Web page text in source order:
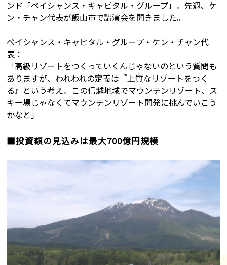
ンド「ペイシャンス・キャピタル・グループ」。先週、ケ
ン・チャン代表が飯山市で講演会を開きました。
ペイシャンス・キャピタル・グループ・ケン・チャン代
表：
「高級リゾートをつくっていくんじゃないのという質問も
ありますが、われわれの定義は『上質なリゾートをつく
る』という考え。この信越地域でマウンテンリゾート、ス
キー場じゃなくてマウンテンリゾート開発に挑んでいこう
かなと」
■投資額の見込みは最大700億円規模